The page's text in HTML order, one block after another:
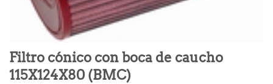
Filtro cónico con boca de caucho
115X124X80 (BMC)